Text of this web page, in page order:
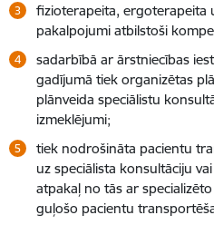
fizioterapeita, ergoterapeita
pakalpojumi atbilstoši
sadarbībā ar ārstniecības
gadījumā tiek organizētas
plānveida speciālistu
izmeklējumi;
tiek nodrošināta pacientu
uz speciālista konsultāciju
atpakaļ no tās ar
guļošo pacientu